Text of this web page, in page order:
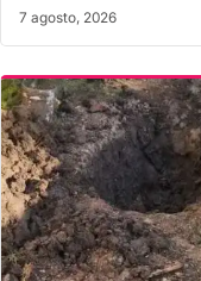
7 agosto, 2026